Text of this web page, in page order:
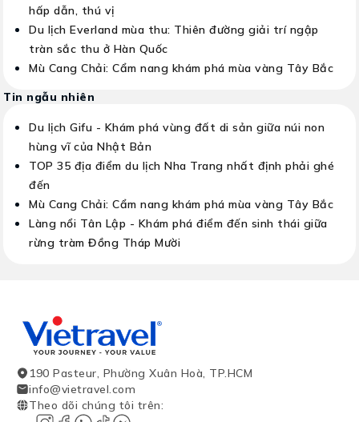
hấp dẫn, thú vị
Du lịch Everland mùa thu: Thiên đường giải trí ngập
tràn sắc thu ở Hàn Quốc
Mù Cang Chải: Cẩm nang khám phá mùa vàng Tây Bắc
Tin ngẫu nhiên
Du lịch Gifu - Khám phá vùng đất di sản giữa núi non
hùng vĩ của Nhật Bản
TOP 35 địa điểm du lịch Nha Trang nhất định phải ghé
đến
Mù Cang Chải: Cẩm nang khám phá mùa vàng Tây Bắc
Làng nổi Tân Lập - Khám phá điểm đến sinh thái giữa
rừng tràm Đồng Tháp Mười
190 Pasteur, Phường Xuân Hoà, TP.HCM
info@vietravel.com
Theo dõi chúng tôi trên: